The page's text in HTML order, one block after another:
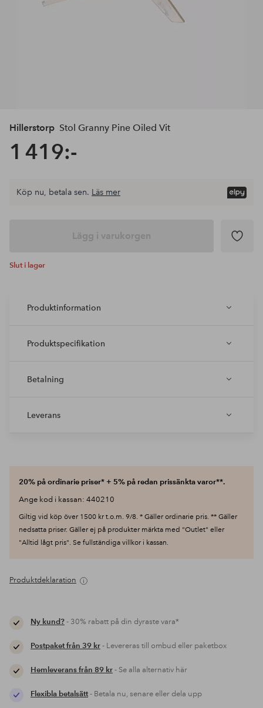
Hillerstorp Stol Granny Pine Oiled Vit
1 419:-
Köp nu, betala sen. Läs mer
Lägg i varukorgen
Slut i lager
Produktinformation
Produktspecifikation
Betalning
Leverans
20% på ordinarie priser* + 5% på redan prissänkta varor**.
Ange kod i kassan: 440210
Giltig vid köp över 1500 kr t.o.m. 9/8. * Gäller ordinarie pris. ** Gäller
nedsatta priser. Gäller ej på produkter märkta med "Outlet" eller
"Alltid lågt pris". Se fullständiga villkor i kassan.
Produktdeklaration
Ny kund?- 30% rabatt på din dyraste vara*
Postpaket från 39 kr- Levereras till ombud eller paketbox
Hemleverans från 89 kr- Se alla alternativ här
Flexibla betalsätt- Betala nu, senare eller dela upp